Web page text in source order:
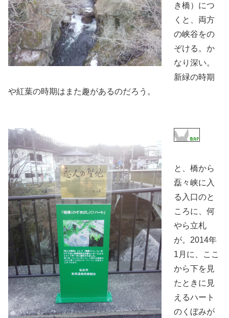
き橋）につ
くと、両方
の峡谷をの
ぞける。か
なり深い。
新緑の時期
や紅葉の時期はまた趣があるのだろう。
と、橋から
磊々峡に入
る入口のと
ころに、何
やら立札
が。2014年
1月に、ここ
から下を見
たときに見
えるハート
のくぼみが